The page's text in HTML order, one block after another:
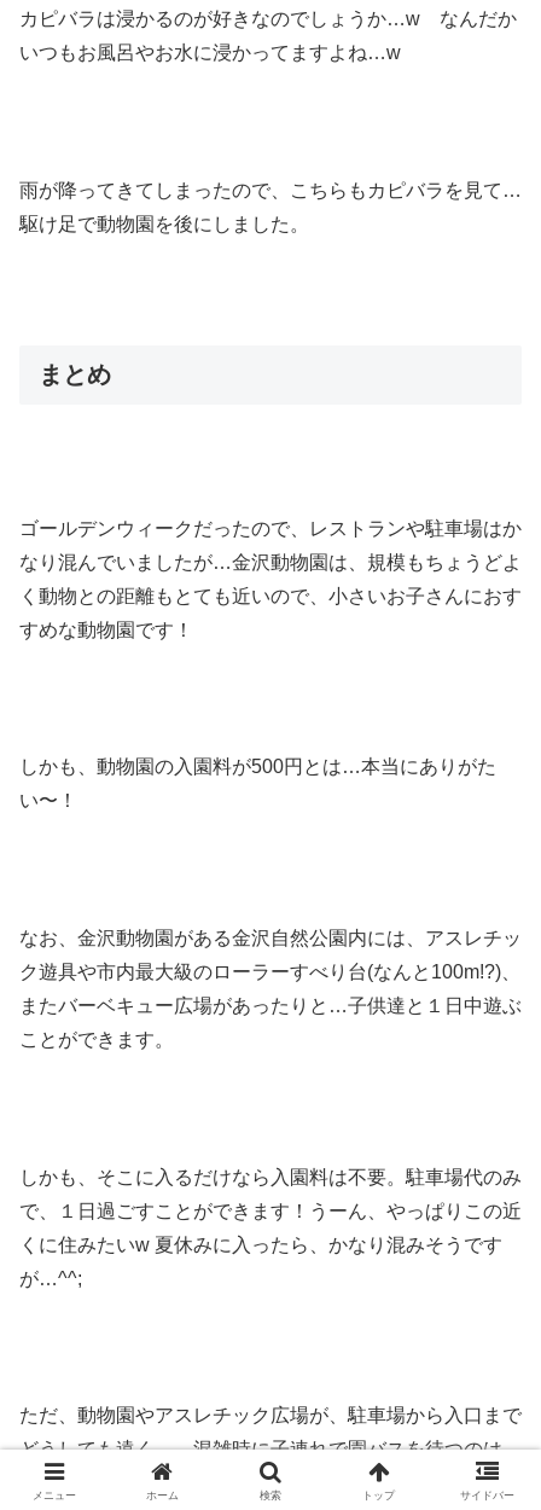
カピバラは浸かるのが好きなのでしょうか…w なんだか
いつもお風呂やお水に浸かってますよね…w
雨が降ってきてしまったので、こちらもカピバラを見て…
駆け足で動物園を後にしました。
まとめ
ゴールデンウィークだったので、レストランや駐車場はか
なり混んでいましたが…金沢動物園は、規模もちょうどよ
く動物との距離もとても近いので、小さいお子さんにおす
すめな動物園です！
しかも、動物園の入園料が500円とは…本当にありがた
い〜！
なお、金沢動物園がある金沢自然公園内には、アスレチッ
ク遊具や市内最大級のローラーすべり台(なんと100m!?)、
またバーベキュー広場があったりと…子供達と１日中遊ぶ
ことができます。
しかも、そこに入るだけなら入園料は不要。駐車場代のみ
で、１日過ごすことができます！うーん、やっぱりこの近
くに住みたいw 夏休みに入ったら、かなり混みそうです
が…^^;
ただ、動物園やアスレチック広場が、駐車場から入口まで
どうしても遠く…。混雑時に子連れで園バスを待つのは、
炎天下の時期はとても大変だと思うので、そこだけは気を
メニュー ホーム 検索 トップ サイドバー